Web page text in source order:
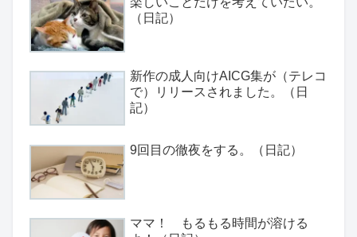
（日記）
新作の成人向けAICG集が（テレコ
で）リリースされました。（日
記）
9回目の徹夜をする。（日記）
ママ！ もるもる時間が溶ける